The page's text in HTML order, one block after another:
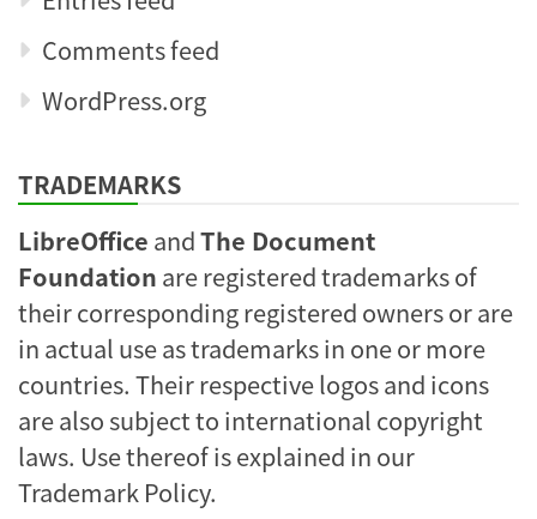
Comments feed
WordPress.org
TRADEMARKS
LibreOffice andThe Document
Foundation are registered trademarks of
their corresponding registered owners or are
in actual use as trademarks in one or more
countries. Their respective logos and icons
are also subject to international copyright
laws. Use thereof is explained in our
Trademark Policy.